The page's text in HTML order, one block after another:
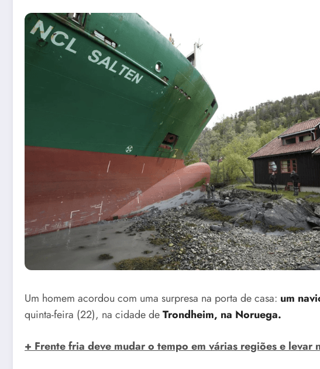
Um homem acordou com uma surpresa na porta de casa: um
quinta-feira (22), na cidade deTrondheim, na Noruega.
+ Frente fria deve mudar o tempo em várias regiões e levar